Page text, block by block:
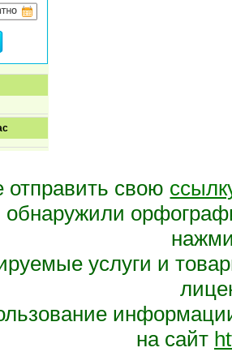
свою
услуги и
на сайт